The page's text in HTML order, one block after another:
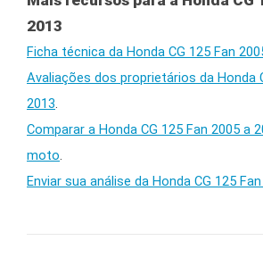
2013
Ficha técnica da Honda CG 125 Fan
Avaliações dos proprietários da Honda
2013.
Comparar a Honda CG 125 Fan 2005 a
moto.
Enviar sua análise da Honda CG 125